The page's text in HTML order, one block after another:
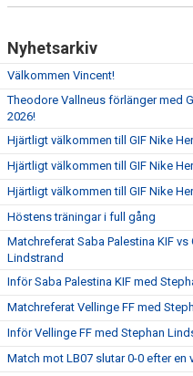
Nyhetsarkiv
Välkommen Vincent!
Theodore Vallneus förlänger med
2026!
Hjärtligt välkommen till GIF Nike
Hjärtligt välkommen till GIF Nike
Hjärtligt välkommen till GIF Nike
Höstens träningar i full gång
Matchreferat Saba Palestina KIF vs
Lindstrand
Inför Saba Palestina KIF med
Matchreferat Vellinge FF med
Inför Vellinge FF med Stephan
Match mot LB07 slutar 0-0 efter en